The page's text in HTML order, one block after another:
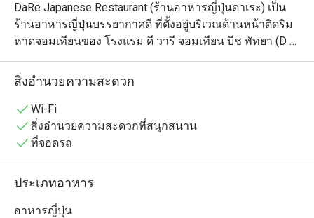
DaRe Japanese Restaurant (ร้านอาหารญี่ปุ่นดาเระ) เป็น
ร้านอาหารญี่ปุ่นบรรยากาศดี ที่ตั้งอยู่บริเวณด้านหน้าติดริม
หาดจอมเทียนของ โรงแรม ดี วารี จอมเทียน บีช พัทยา (D
Varee Jomtien Beach Pattaya)
ร้านนี้โดดเด่นด้วยการตกแต่งสไตล์ญี่ปุ่นแบบดั้งเดิมที่เรียบ
สามารถเพลิดเพลินกับการรับประทานอาหารไปพร้อมกับชม
วิวทะเลจอมเทียนได้อย่างสบายอารมณ์
เมนูของร้านมีความหลากหลาย เช่น:
หน้าต่างๆ ไข่ตุ๋น ซุปมิโซะ  ผลไม้สด สลัดผักฯ
ของทางร้าน อร่อยจนหยดสุดท้าย
สิ่งอำนวยความสะดวก
Wi-Fi
สิ่งอำนวยความสะดวกที่สนุกสนาน
ที่จอดรถ
ประเภทอาหาร
อาหารญี่ปุ่น